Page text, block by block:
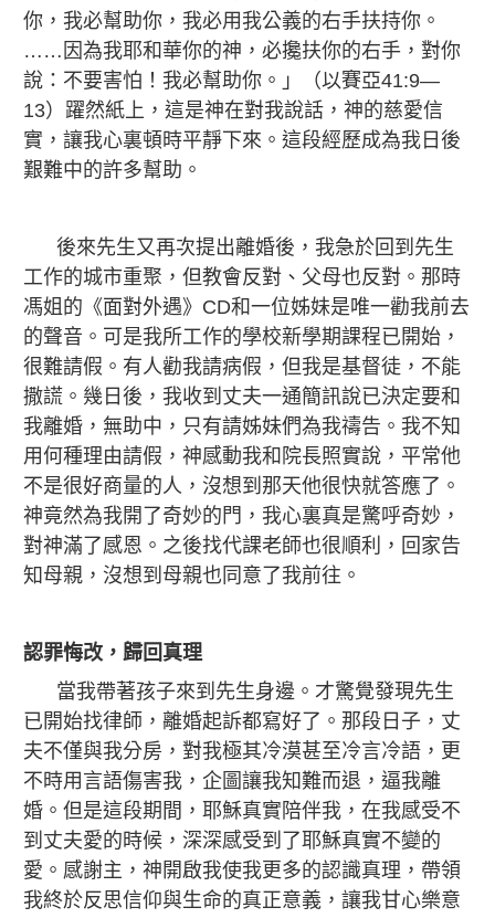
你，我必幫助你，我必用我公義的右手扶持你。
……因為我耶和華你的神，必攙扶你的右手，對你
說：不要害怕！我必幫助你。」（以賽亞41:9—
13）躍然紙上，這是神在對我說話，神的慈愛信
實，讓我心裏頓時平靜下來。這段經歷成為我日後
艱難中的許多幫助。
後來先生又再次提出離婚後，我急於回到先生
工作的城市重聚，但教會反對、父母也反對。那時
馮姐的《面對外遇》CD和一位姊妹是唯一勸我前去
的聲音。可是我所工作的學校新學期課程已開始，
很難請假。有人勸我請病假，但我是基督徒，不能
撒謊。幾日後，我收到丈夫一通簡訊說已決定要和
我離婚，無助中，只有請姊妹們為我禱告。我不知
用何種理由請假，神感動我和院長照實說，平常他
不是很好商量的人，沒想到那天他很快就答應了。
神竟然為我開了奇妙的門，我心裏真是驚呼奇妙，
對神滿了感恩。之後找代課老師也很順利，回家告
知母親，沒想到母親也同意了我前往。
認罪悔改，歸回真理
當我帶著孩子來到先生身邊。才驚覺發現先生
已開始找律師，離婚起訴都寫好了。那段日子，丈
夫不僅與我分房，對我極其冷漠甚至冷言冷語，更
不時用言語傷害我，企圖讓我知難而退，逼我離
婚。但是這段期間，耶穌真實陪伴我，在我感受不
到丈夫愛的時候，深深感受到了耶穌真實不變的
愛。感謝主，神開啟我使我更多的認識真理，帶領
我終於反思信仰與生命的真正意義，讓我甘心樂意